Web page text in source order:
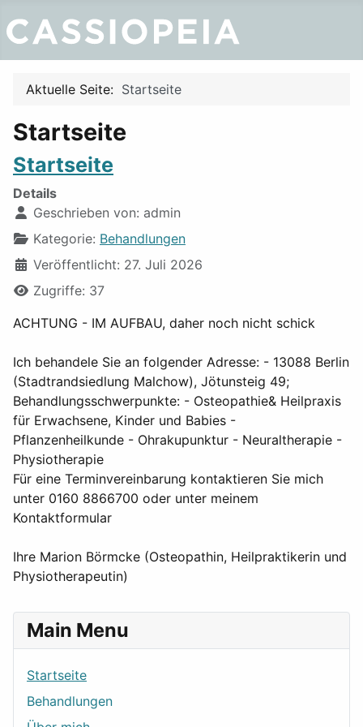
Aktuelle Seite: Startseite
Startseite
Startseite
Details
Geschrieben von: admin
Kategorie: Behandlungen
Veröffentlicht: 27. Juli 2026
Zugriffe: 37
ACHTUNG - IM AUFBAU, daher noch nicht schick
Ich behandele Sie an folgender Adresse: - 13088 Berlin
(Stadtrandsiedlung Malchow), Jötunsteig 49;
Behandlungsschwerpunkte: - Osteopathie& Heilpraxis
für Erwachsene, Kinder und Babies -
Pflanzenheilkunde - Ohrakupunktur - Neuraltherapie -
Physiotherapie
Für eine Terminvereinbarung kontaktieren Sie mich
unter 0160 8866700 oder unter meinem
Kontaktformular
Ihre Marion Börmcke (Osteopathin, Heilpraktikerin und
Physiotherapeutin)
Main Menu
Startseite
Behandlungen